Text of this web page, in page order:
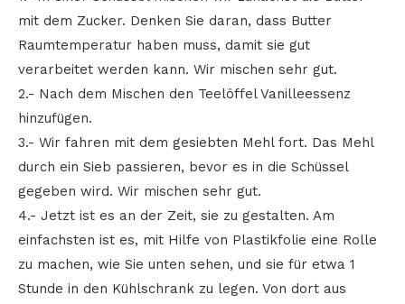
mit dem Zucker. Denken Sie daran, dass Butter
Raumtemperatur haben muss, damit sie gut
verarbeitet werden kann. Wir mischen sehr gut.
2.- Nach dem Mischen den Teelöffel Vanilleessenz
hinzufügen.
3.- Wir fahren mit dem gesiebten Mehl fort. Das Mehl
durch ein Sieb passieren, bevor es in die Schüssel
gegeben wird. Wir mischen sehr gut.
4.- Jetzt ist es an der Zeit, sie zu gestalten. Am
einfachsten ist es, mit Hilfe von Plastikfolie eine Rolle
zu machen, wie Sie unten sehen, und sie für etwa 1
Stunde in den Kühlschrank zu legen. Von dort aus